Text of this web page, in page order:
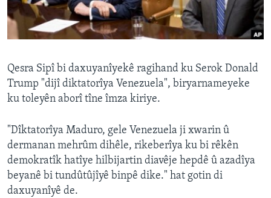
ÇAND Û HUNER
SERNIVÎS
Learning English
Zimanên Din
Qesra Sipî bi daxuyanîyekê ragihand ku Serok Donald
Trump "dijî diktatorîya Venezuela", biryarnameyeke
ku toleyên aborî tîne îmza kiriye.
"Dîktatorîya Maduro, gele Venezuela ji xwarin û
dermanan mehrûm dihêle, rikeberîya ku bi rêkên
demokratîk hatîye hilbijartin diavêje hepdê û azadîya
beyanê bi tundûtûjîyê binpê dike." hat gotin di
daxuyanîyê de.